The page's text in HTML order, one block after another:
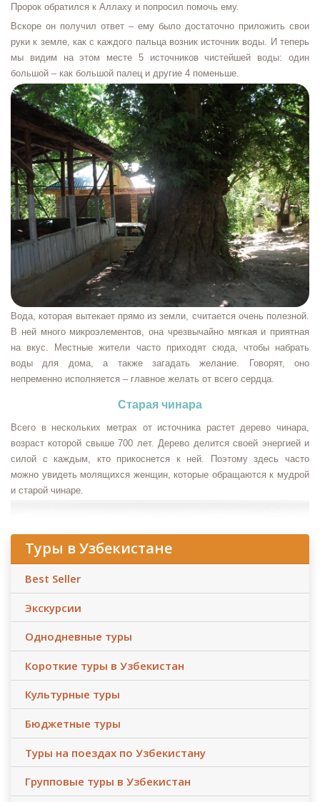
Пророк обратился к Аллаху и попросил помочь ему.
Вскоре он получил ответ – ему было достаточно приложить свои
руки к земле, как с каждого пальца возник источник воды. И теперь
мы видим на этом месте 5 источников чистейшей воды: один
большой – как большой палец и другие 4 поменьше.
Вода, которая вытекает прямо из земли, считается очень полезной.
В ней много микроэлементов, она чрезвычайно мягкая и приятная
на вкус. Местные жители часто приходят сюда, чтобы набрать
воды для дома, а также загадать желание. Говорят, оно
непременно исполняется – главное желать от всего сердца.
Старая чинара
Всего в нескольких метрах от источника растет дерево чинара,
возраст которой свыше 700 лет. Дерево делится своей энергией и
силой с каждым, кто прикоснется к ней. Поэтому здесь часто
можно увидеть молящихся женщин, которые обращаются к мудрой
и старой чинаре.
Туры в Узбекистане
Best Seller
Экскурсии
Однодневные туры
Короткие туры в Узбекистан
Культурные туры
Бюджетные туры
Туры на поездах по Узбекистану
Групповые туры в Узбекистан